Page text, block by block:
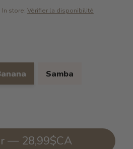
In store: Vérifier la disponibilité
Samba
Ajouter au panier — 28,99$CA